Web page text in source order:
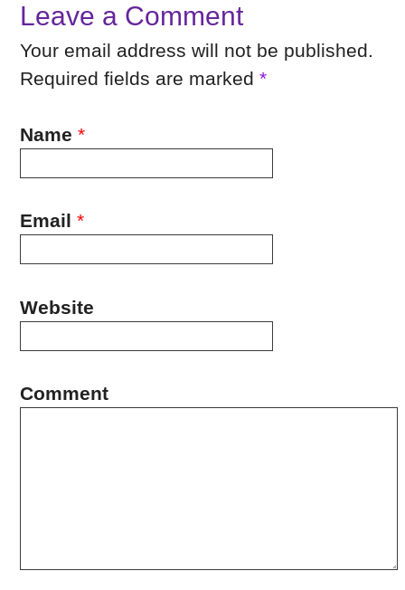
Leave a Comment
Your email address will not be published.
Required fields are marked*
Name *
Email *
Website
Comment